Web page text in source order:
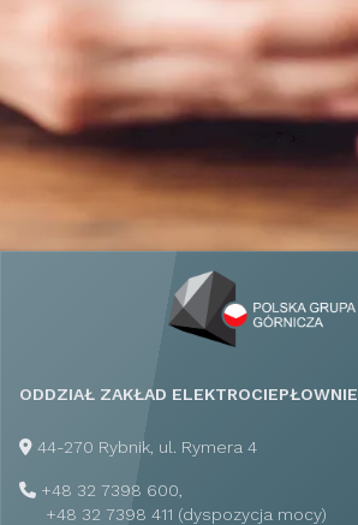
ODDZIAŁ ZAKŁAD ELEKTROCIEPŁOWNIE
44-270 Rybnik, ul. Rymera 4
+48 32 7398 600,
+48 32 7398 411 (dyspozycja mocy)